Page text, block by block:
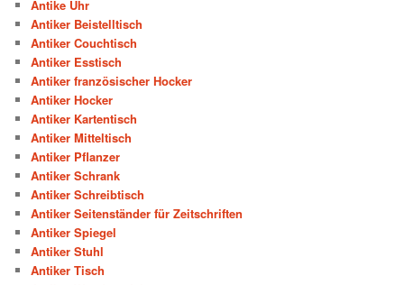
Antike Uhr
Antiker Beistelltisch
Antiker Couchtisch
Antiker Esstisch
Antiker französischer Hocker
Antiker Hocker
Antiker Kartentisch
Antiker Mitteltisch
Antiker Pflanzer
Antiker Schrank
Antiker Schreibtisch
Antiker Seitenständer für Zeitschriften
Antiker Spiegel
Antiker Stuhl
Antiker Tisch